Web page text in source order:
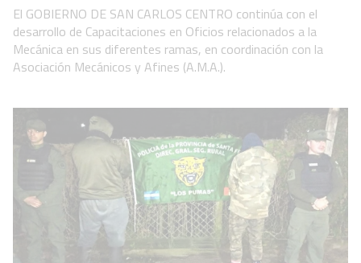
El GOBIERNO DE SAN CARLOS CENTRO continúa con el
desarrollo de Capacitaciones en Oficios relacionados a la
Mecánica en sus diferentes ramas, en coordinación con la
Asociación Mecánicos y Afines (A.M.A.).